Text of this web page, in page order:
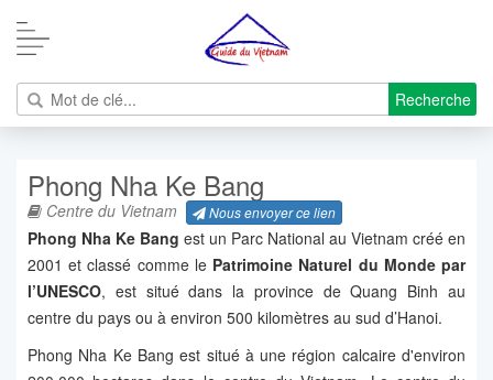
Recherche
Phong Nha Ke Bang
Centre du Vietnam Nous envoyer ce lien
Phong Nha Ke Bang est un Parc National au Vietnam créé en
2001 et classé comme le Patrimoine Naturel du Monde par
l’UNESCO, est situé dans la province de Quang Binh au
centre du pays ou à environ 500 kilomètres au sud d’Hanoi.
Phong Nha Ke Bang est situé à une région calcaire d'environ